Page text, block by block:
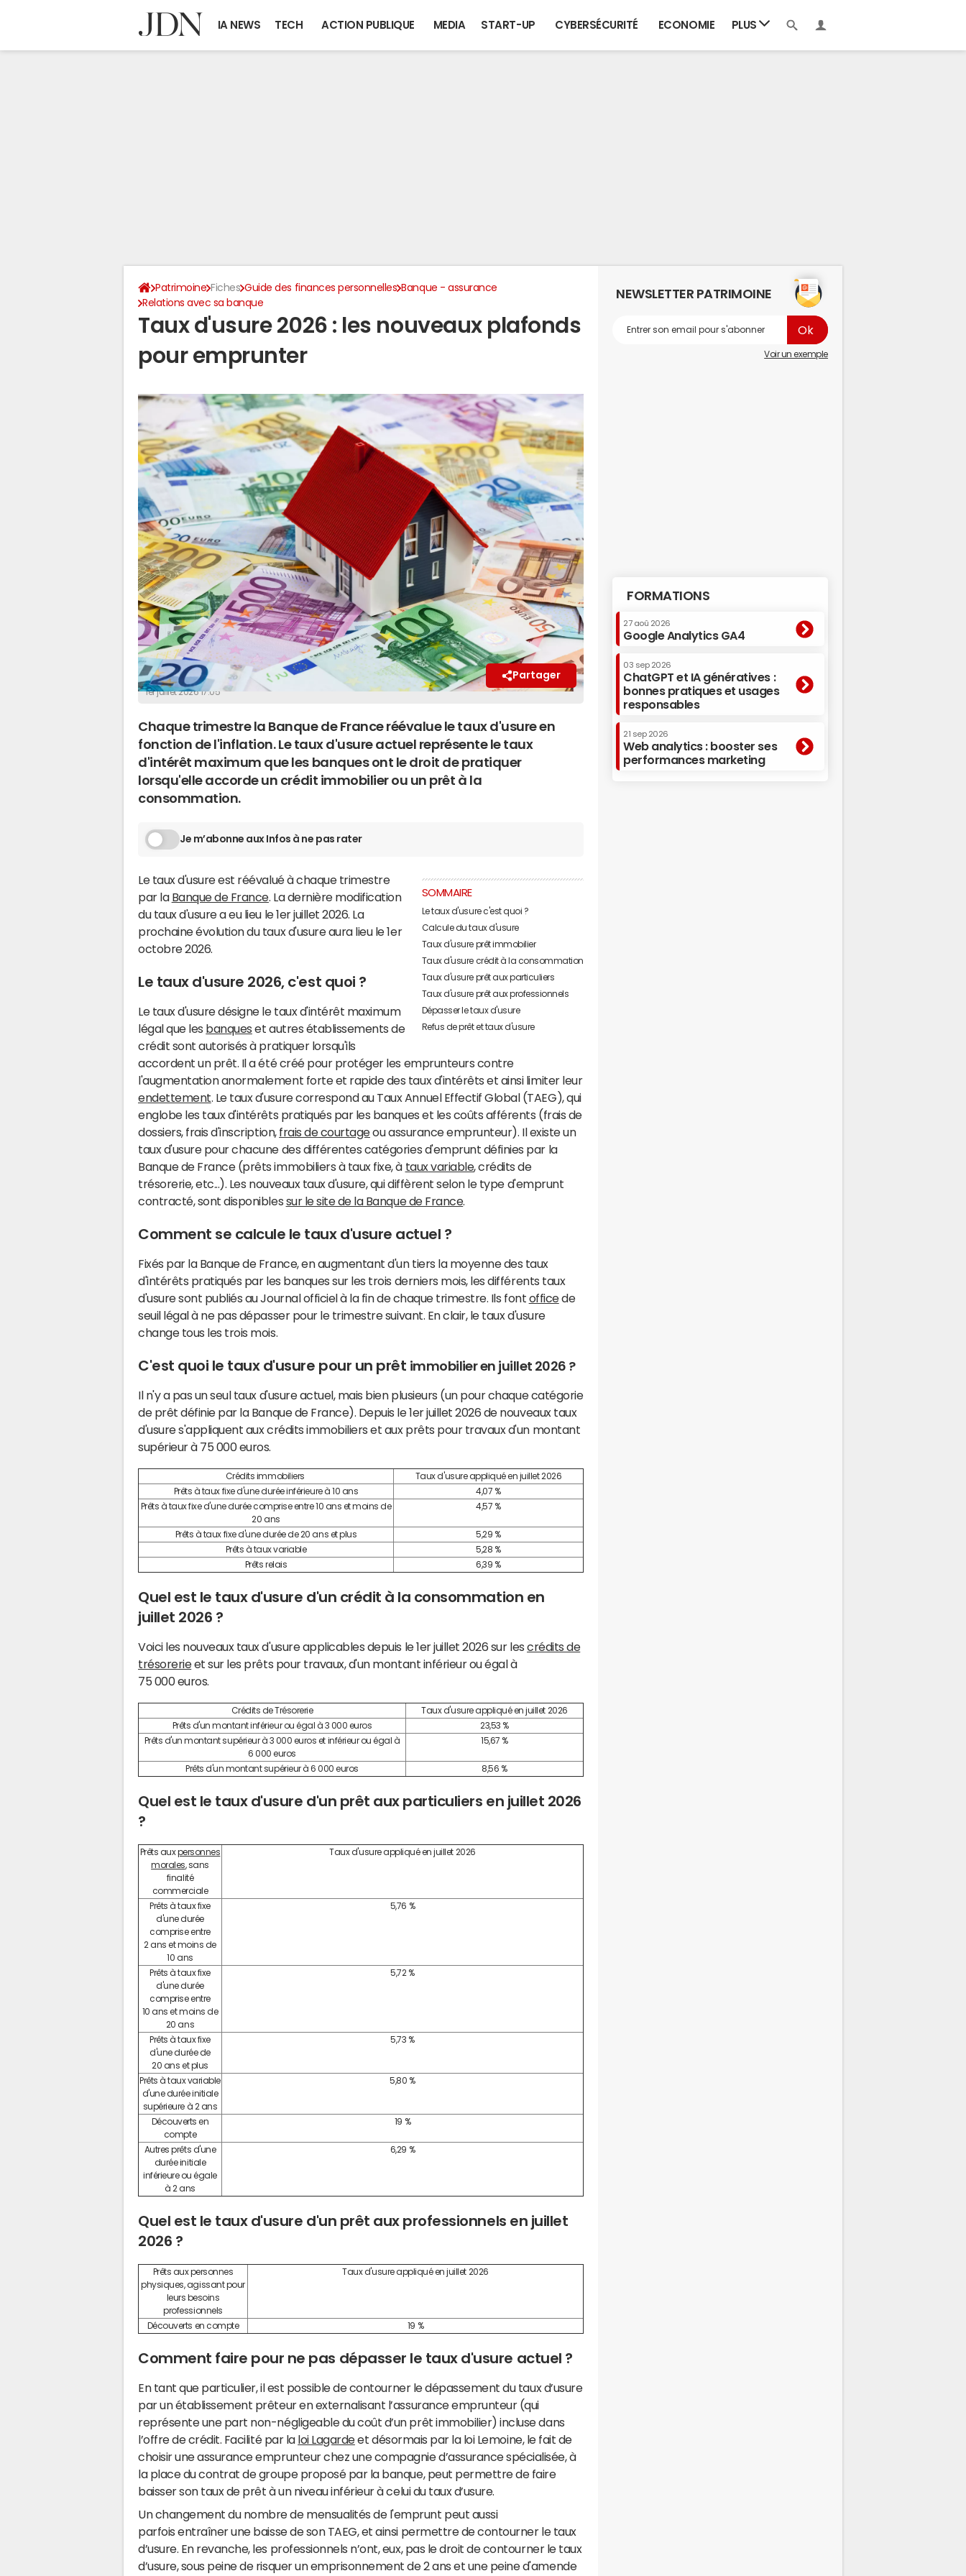
IA NEWS TECH ACTION PUBLIQUE MEDIA START-UP CYBERSÉCURITÉ ECONOMIE PLUS
Patrimoine Fiches Guide des finances personnelles Banque - assurance
Relations avec sa banque
Taux d'usure 2026 : les nouveaux plafonds
pour emprunter
Hugo Franceschi
1er juillet 2026 17:05
Partager
Chaque trimestre la Banque de France réévalue le taux d'usure en
fonction de l'inflation. Le taux d'usure actuel représente le taux
d'intérêt maximum que les banques ont le droit de pratiquer
lorsqu'elle accorde un crédit immobilier ou un prêt à la
consommation.
Je m’abonne aux Infos à ne pas rater
SOMMAIRE
Le taux d'usure c'est quoi ?
Calcule du taux d'usure
Taux d'usure prêt immobilier
Taux d'usure crédit à la consommation
Taux d'usure prêt aux particuliers
Taux d'usure prêt aux professionnels
Dépasser le taux d'usure
Refus de prêt et taux d'usure
Le taux d'usure est réévalué à chaque trimestre
par la Banque de France. La dernière modification
du taux d'usure a eu lieu le 1er juillet 2026. La
prochaine évolution du taux d'usure aura lieu le 1er
octobre 2026.
Le taux d'usure 2026, c'est quoi ?
Le taux d'usure désigne le taux d'intérêt maximum
légal que les banques et autres établissements de
crédit sont autorisés à pratiquer lorsqu'ils
accordent un prêt. Il a été créé pour protéger les emprunteurs contre
l'augmentation anormalement forte et rapide des taux d'intérêts et ainsi limiter leur
endettement . Le taux d'usure correspond au Taux Annuel Effectif Global (TAEG), qui
englobe les taux d'intérêts pratiqués par les banques et les coûts afférents (frais de
dossiers, frais d'inscription, frais de courtageou assurance emprunteur). Il existe un
taux d'usure pour chacune des différentes catégories d'emprunt définies par la
Banque de France (prêts immobiliers à taux fixe, à taux variable, crédits de
trésorerie, etc...). Les nouveaux taux d'usure, qui diffèrent selon le type d'emprunt
contracté, sont disponibles sur le site de la Banque de France.
Comment se calcule le taux d'usure actuel ?
Fixés par la Banque de France, en augmentant d'un tiers la moyenne des taux
d'intérêts pratiqués par les banques sur les trois derniers mois, les différents taux
d'usure sont publiés au Journal officiel à la fin de chaque trimestre. Ils font officede
seuil légal à ne pas dépasser pour le trimestre suivant. En clair, le taux d'usure
change tous les trois mois.
C'est quoi le taux d'usure pour un prêt immobilier en juillet 2026 ?
Il n'y a pas un seul taux d'usure actuel, mais bien plusieurs (un pour chaque catégorie
de prêt définie par la Banque de France). Depuis le 1er juillet 2026 de nouveaux taux
d'usure s'appliquent aux crédits immobiliers et aux prêts pour travaux d'un montant
supérieur à 75 000 euros.
Crédits immobiliers
Taux d'usure appliqué en juillet 2026
Prêts à taux fixe d'une durée inférieure à 10 ans
4,07 %
Prêts à taux fixe d'une durée comprise entre 10 ans et moins de
20 ans
4,57 %
Prêts à taux fixe d'une durée de 20 ans et plus
5,29 %
Prêts à taux variable
5,28 %
Prêts relais
6,39 %
Quel est le taux d'usure d'un crédit à la consommation en
juillet 2026 ?
Voici les nouveaux taux d'usure applicables depuis le 1er juillet 2026 sur lescrédits de
trésorerieet sur les prêts pour travaux, d'un montant inférieur ou égal à
75 000 euros.
Crédits de Trésorerie
Taux d'usure appliqué en juillet 2026
Prêts d'un montant inférieur ou égal à 3 000 euros
23,53 %
Prêts d'un montant supérieur à 3 000 euros et inférieur ou égal à
6 000 euros
15,67 %
Prêts d'un montant supérieur à 6 000 euros 8,56 %
Quel est le taux d'usure d'un prêt aux particuliers en juillet 2026
?
Prêts auxpersonnes
morales, sans
finalité
commerciale
Taux d'usure appliqué en juillet 2026
Prêts à taux fixe
d'une durée
comprise entre
2 ans et moins de
10 ans
5,76 %
Prêts à taux fixe
d'une durée
comprise entre
10 ans et moins de
20 ans
5,72 %
Prêts à taux fixe
d'une durée de
20 ans et plus
5,73 %
Prêts à taux variable
d'une durée initiale
supérieure à 2 ans
5,80 %
Découverts en
compte
19 %
Autres prêts d'une
durée initiale
inférieure ou égale
à 2 ans
6,29 %
Quel est le taux d'usure d'un prêt aux professionnels en juillet
2026 ?
Prêts aux personnes
physiques, agissant pour
leurs besoins
professionnels
Taux d'usure appliqué en juillet 2026
Découverts en compte 19 %
Comment faire pour ne pas dépasser le taux d'usure actuel ?
En tant que particulier, il est possible de contourner le dépassement du taux d’usure
par un établissement prêteur en externalisant l’assurance emprunteur (qui
représente une part non-négligeable du coût d’un prêt immobilier) incluse dans
l’offre de crédit. Facilité par la loi Lagardeet désormais par la loi Lemoine, le fait de
choisir une assurance emprunteur chez une compagnie d’assurance spécialisée, à
la place du contrat de groupe proposé par la banque, peut permettre de faire
baisser son taux de prêt à un niveau inférieur à celui du taux d’usure.
Un changement du nombre de mensualités de l'emprunt peut aussi
parfois entraîner une baisse de son TAEG, et ainsi permettre de contourner le taux
d’usure. En revanche, les professionnels n’ont, eux, pas le droit de contourner le taux
d’usure, sous peine de risquer un emprisonnement de 2 ans et une peine d'amende
NEWSLETTER PATRIMOINE
Voir un exemple
FORMATIONS
27 aoû 2026
Google Analytics GA4
03 sep 2026
ChatGPT et IA génératives :
bonnes pratiques et usages
responsables
21 sep 2026
Web analytics : booster ses
performances marketing